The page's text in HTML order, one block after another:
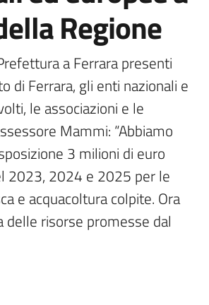
Regione
a Ferrara presenti
di Ferrara, gli enti nazionali e
le associazioni e le
Mammi: “Abbiamo
3 milioni di euro
2023, 2024 e 2025 per le
e acquacoltura colpite. Ora
delle risorse promesse dal